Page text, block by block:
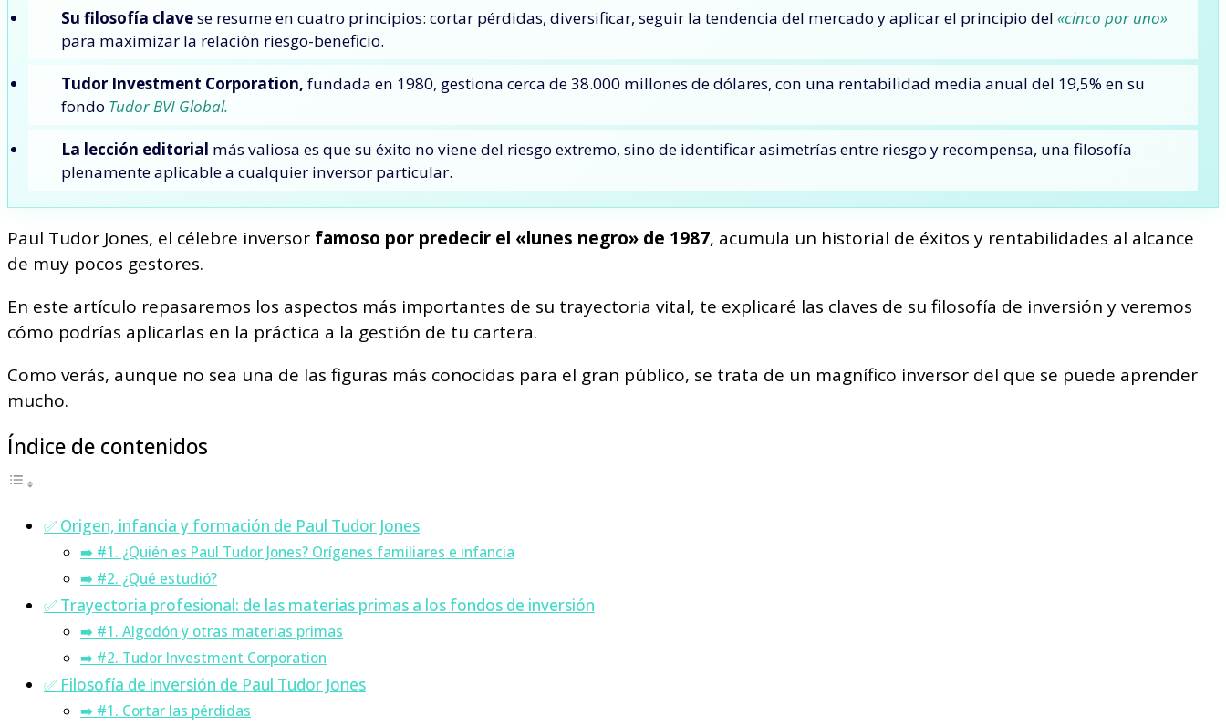
Su filosofía clavese resume en cuatro principios: cortar pérdidas, diversificar, seguir la tendencia del mercado y aplicar el principio del «cinco por uno»
para maximizar la relación riesgo-beneficio.
Tudor Investment Corporation, fundada en 1980, gestiona cerca de 38.000 millones de dólares, con una rentabilidad media anual del 19,5% en su
fondo Tudor BVI Global.
La lección editorial más valiosa es que su éxito no viene del riesgo extremo, sino de identificar asimetrías entre riesgo y recompensa, una filosofía
plenamente aplicable a cualquier inversor particular.
Paul Tudor Jones, el célebre inversor famoso por predecir el «lunes negro» de 1987, acumula un historial de éxitos y rentabilidades al alcance
de muy pocos gestores.
En este artículo repasaremos los aspectos más importantes de su trayectoria vital, te explicaré las claves de su filosofía de inversión y veremos
cómo podrías aplicarlas en la práctica a la gestión de tu cartera.
Como verás, aunque no sea una de las figuras más conocidas para el gran público, se trata de un magnífico inversor del que se puede aprender
mucho.
Índice de contenidos
✅ Origen, infancia y formación de Paul Tudor Jones
➡️ #1. ¿Quién es Paul Tudor Jones? Orígenes familiares e infancia
➡️ #2. ¿Qué estudió?
✅ Trayectoria profesional: de las materias primas a los fondos de inversión
➡️ #1. Algodón y otras materias primas
➡️ #2. Tudor Investment Corporation
✅ Filosofía de inversión de Paul Tudor Jones
➡️ #1. Cortar las pérdidas